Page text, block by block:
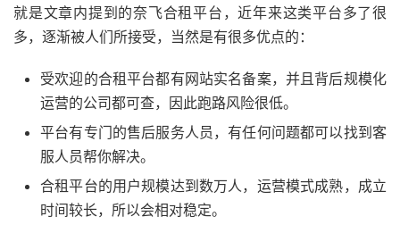
就是文章内提到的奈飞合租平台，近年来这类平台多了很
多，逐渐被人们所接受，当然是有很多优点的：
受欢迎的合租平台都有网站实名备案，并且背后规模化
运营的公司都可查，因此跑路风险很低。
平台有专门的售后服务人员，有任何问题都可以找到客
服人员帮你解决。
合租平台的用户规模达到数万人，运营模式成熟，成立
时间较长，所以会相对稳定。